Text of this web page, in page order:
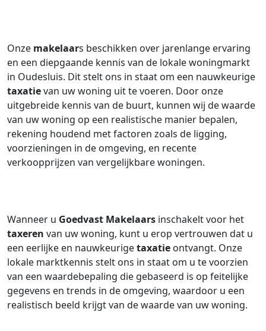
Onze makelaars beschikken over jarenlange ervaring
en een diepgaande kennis van de lokale woningmarkt
in Oudesluis. Dit stelt ons in staat om een nauwkeurige
taxatievan uw woning uit te voeren. Door onze
uitgebreide kennis van de buurt, kunnen wij de waarde
van uw woning op een realistische manier bepalen,
rekening houdend met factoren zoals de ligging,
voorzieningen in de omgeving, en recente
verkoopprijzen van vergelijkbare woningen.
Wanneer u Goedvast Makelaars inschakelt voor het
taxeren van uw woning, kunt u erop vertrouwen dat u
een eerlijke en nauwkeurigetaxatie ontvangt. Onze
lokale marktkennis stelt ons in staat om u te voorzien
van een waardebepaling die gebaseerd is op feitelijke
gegevens en trends in de omgeving, waardoor u een
realistisch beeld krijgt van de waarde van uw woning.